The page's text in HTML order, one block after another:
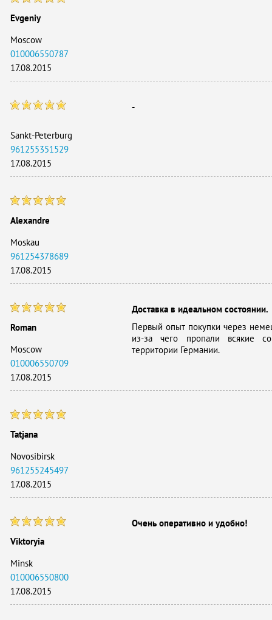
Evgeniy
Moscow
010006550787
17.08.2015
Sankt-Peterburg
961255351529
17.08.2015
-
Alexandre
Moskau
961254378689
17.08.2015
Roman
Moscow
010006550709
17.08.2015
Доставка в идеальном состоянии.
Первый опыт покупки через
из-за чего пропали всякие
территории Германии.
Tatjana
Novosibirsk
961255245497
17.08.2015
Viktoryia
Minsk
010006550800
17.08.2015
Очень оперативно и удобно!